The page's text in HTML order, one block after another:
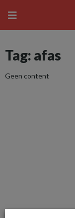
Tag: afas
Geen content